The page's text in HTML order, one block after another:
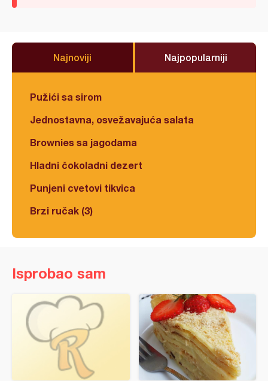
Najnoviji Najpopularniji
Pužići sa sirom
Jednostavna, osvežavajuća salata
Brownies sa jagodama
Hladni čokoladni dezert
Punjeni cvetovi tikvica
Brzi ručak (3)
Isprobao sam